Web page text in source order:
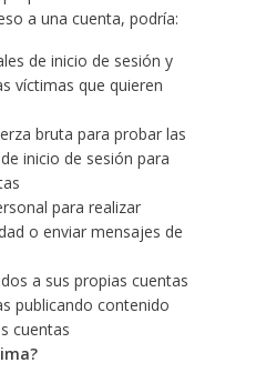
a una cuenta, podría:
de inicio de sesión y
víctimas que quieren
bruta para probar las
inicio de sesión para
para realizar
o enviar mensajes de
a sus propias cuentas
publicando contenido
cuentas